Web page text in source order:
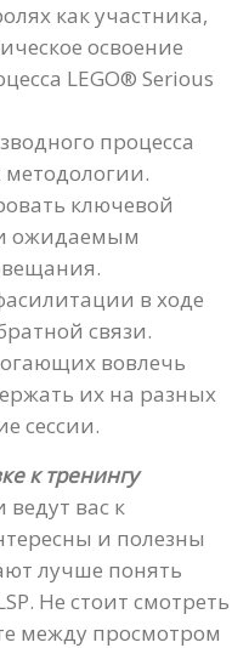
как участника,
освоение
LEGO® Serious
процесса
методологии.
ключевой
и ожидаемым
в ходе
связи.
вовлечь
их на разных
сессии.
к тренингу
вас к
и полезны
лучше понять
Не стоит смотреть
между просмотром